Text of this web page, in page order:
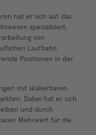
hat er sich auf das
spezialisiert,
von
Laufbahn
Positionen in der
mit skalierbaren
Dabei hat er sich
und durch
Mehrwert für die